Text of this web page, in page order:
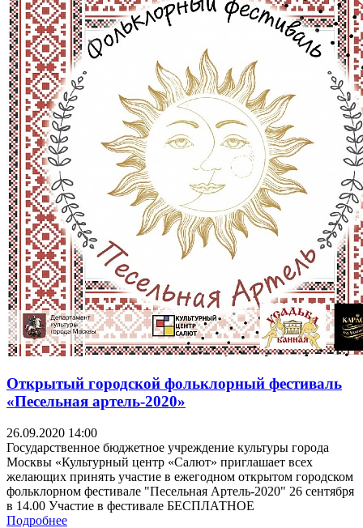
Открытый городской фольклорный фестиваль
«Песельная артель-2020»
26.09.2020 14:00
Государственное бюджетное учреждение культуры города
Москвы «Культурный центр «Салют» приглашает всех
желающих принять участие в ежегодном открытом городском
фольклорном фестивале "Песельная Артель-2020" 26 сентября
в 14.00 Участие в фестивале БЕСПЛАТНОЕ
Подробнее